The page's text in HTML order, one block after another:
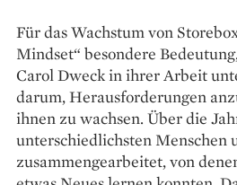
Für das Wachstum von
Mindset“ besondere
Carol Dweck in ihrer Arbeit
darum, Herausforderungen
ihnen zu wachsen. Über die
unterschiedlichsten Menschen
zusammen­gearbeitet, von